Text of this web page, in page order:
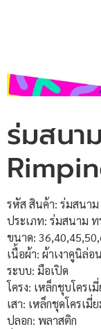
ร่มสนา
รหัส สินค้า: ร่มสนาม
ประเภท: ร่มสนาม ท
ขนาด:
เนื้อผ้า: ผ้าเงาคูนิล่
ระบบ: มือเปิด
โครง: เหล็กชุบโครเ
เสา: เหล็กชุดโครเมี่
ปลอก: พลาสติก